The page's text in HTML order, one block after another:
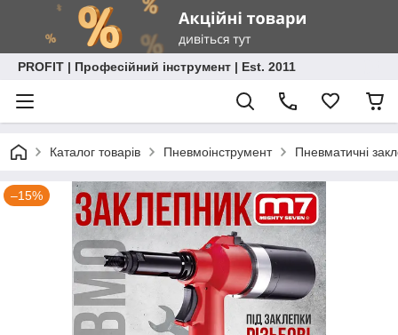
PROFIT | Професійний інструмент | Est. 2011
Каталог товарів Пневмоінструмент Пневматичні
–15%